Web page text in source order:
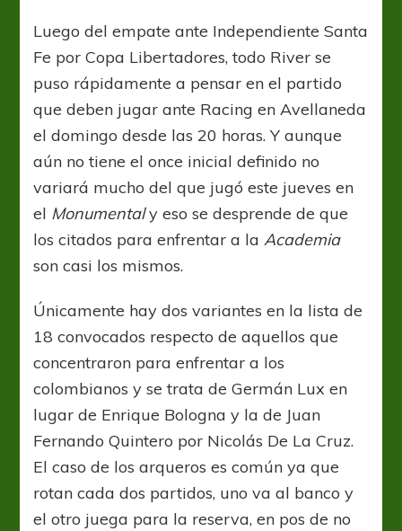
Luego del empate ante Independiente Santa
Fe por Copa Libertadores, todo River se
puso rápidamente a pensar en el partido
que deben jugar ante Racing en Avellaneda
el domingo desde las 20 horas. Y aunque
aún no tiene el once inicial definido no
variará mucho del que jugó este jueves en
el Monumentaly eso se desprende de que
los citados para enfrentar a laAcademia
son casi los mismos.
Únicamente hay dos variantes en la lista de
18 convocados respecto de aquellos que
concentraron para enfrentar a los
colombianos y se trata de Germán Lux en
lugar de Enrique Bologna y la de Juan
Fernando Quintero por Nicolás De La Cruz.
El caso de los arqueros es común ya que
rotan cada dos partidos, uno va al banco y
el otro juega para la reserva, en pos de no